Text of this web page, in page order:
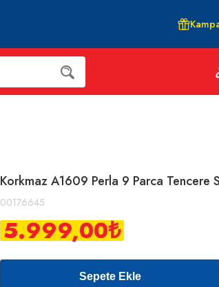
Korkmaz A1609 Perla 9 Parca Tencere
00176645
5.999,00₺
Sepete Ekle